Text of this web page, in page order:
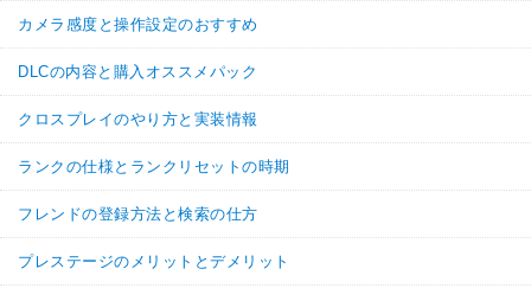
カメラ感度と操作設定のおすすめ
DLCの内容と購入オススメパック
クロスプレイのやり方と実装情報
ランクの仕様とランクリセットの時期
フレンドの登録方法と検索の仕方
プレステージのメリットとデメリット